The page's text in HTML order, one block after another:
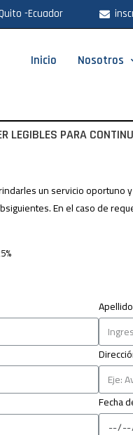
-Ecuador
Inicio Nosotros
LEGIBLES PARA
un servicio
En el caso de
Fecha